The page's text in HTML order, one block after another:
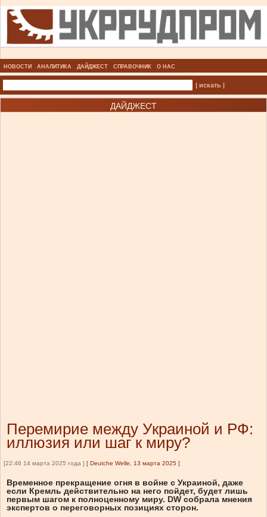
НОВОСТИ АНАЛИТИКА ДАЙДЖЕСТ СПРАВОЧНИК О НАС
| искать |
ДАЙДЖЕСТ
Перемирие между Украиной и РФ:
иллюзия или шаг к миру?
[22:46 14 марта 2025 года ] [ Deutche Welle, 13 марта 2025 ]
Временное прекращение огня в войне с Украиной, даже
если Кремль действительно на него пойдет, будет лишь
первым шагом к полноценному миру. DW собрала мнения
экспертов о переговорных позициях сторон.